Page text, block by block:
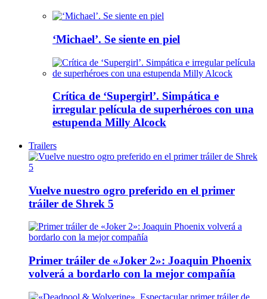
‘Michael’. Se siente en piel
Crítica de ‘Supergirl’. Simpática e
irregular película de superhéroes con una
estupenda Milly Alcock
Trailers
Vuelve nuestro ogro preferido en el primer
tráiler de Shrek 5
Primer tráiler de «Joker 2»: Joaquin Phoenix
volverá a bordarlo con la mejor compañía